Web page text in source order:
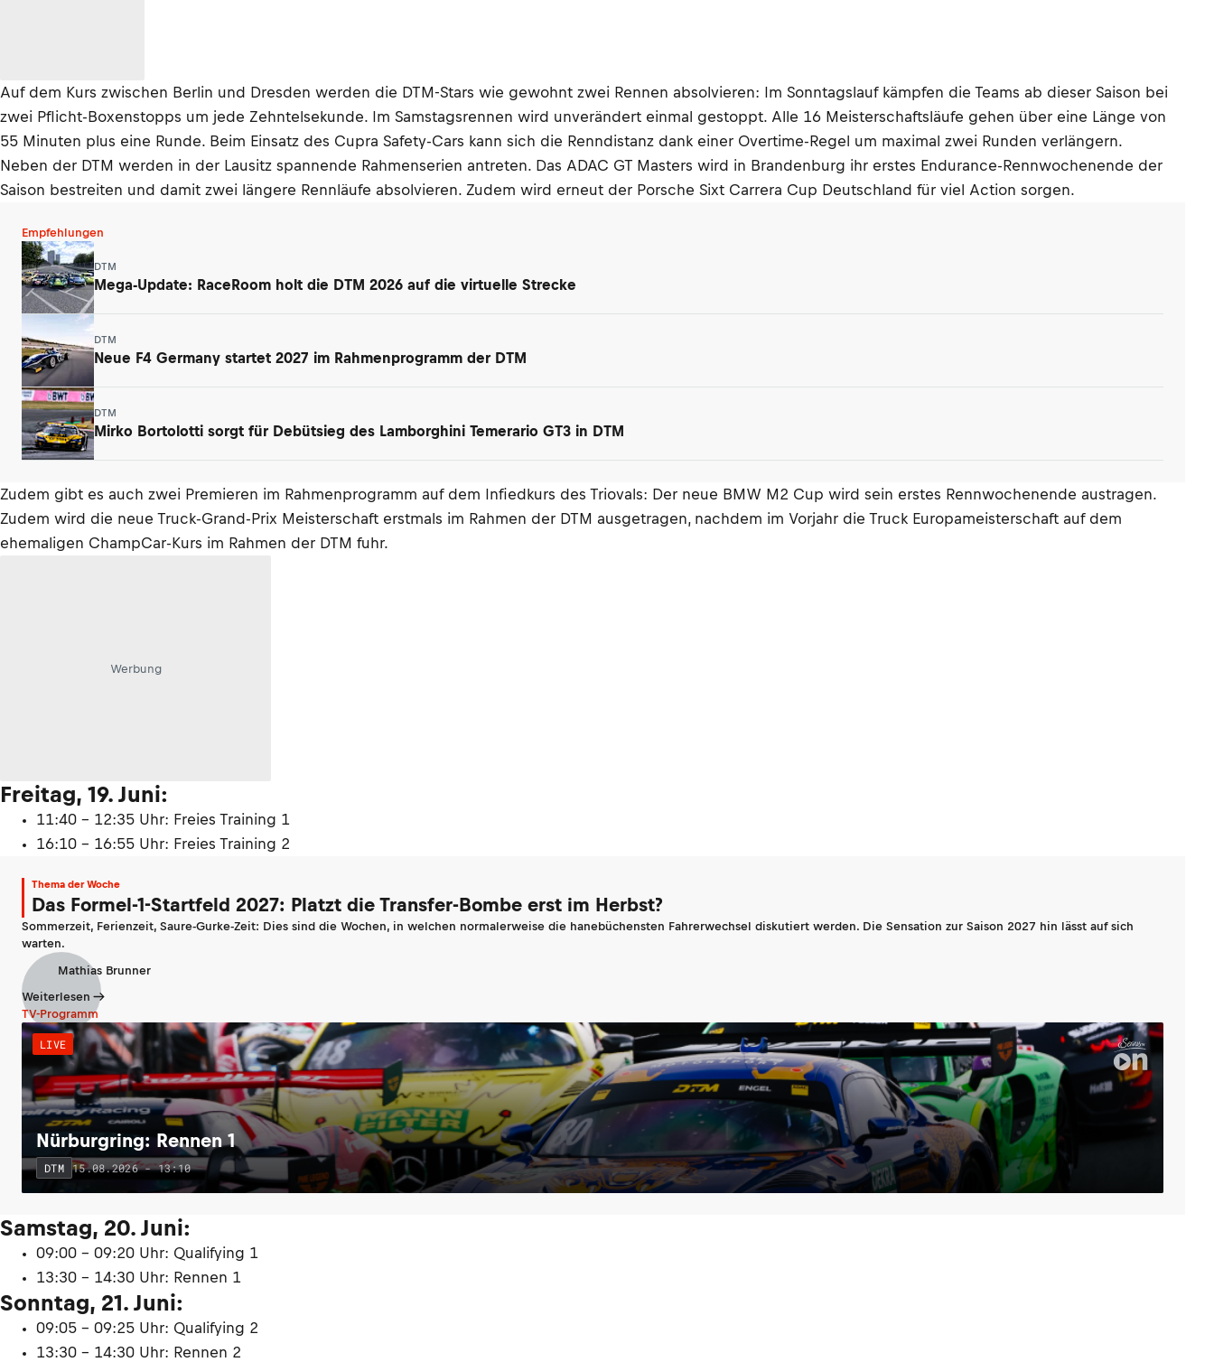
Auf dem Kurs zwischen Berlin und Dresden werden die DTM-Stars wie gewohnt zwei Rennen absolvieren: Im Sonntagslauf kämpfen die Teams ab dieser Saison bei
zwei Pflicht-Boxenstopps um jede Zehntelsekunde. Im Samstagsrennen wird unverändert einmal gestoppt. Alle 16 Meisterschaftsläufe gehen über eine Länge von
55 Minuten plus eine Runde. Beim Einsatz des Cupra Safety-Cars kann sich die Renndistanz dank einer Overtime-Regel um maximal zwei Runden verlängern.
Neben der DTM werden in der Lausitz spannende Rahmenserien antreten. Das ADAC GT Masters wird in Brandenburg ihr erstes Endurance-Rennwochenende der
Saison bestreiten und damit zwei längere Rennläufe absolvieren. Zudem wird erneut der Porsche Sixt Carrera Cup Deutschland für viel Action sorgen.
Empfehlungen
DTM
Mega-Update: RaceRoom holt die DTM 2026 auf die virtuelle Strecke
DTM
Neue F4 Germany startet 2027 im Rahmenprogramm der DTM
DTM
Mirko Bortolotti sorgt für Debütsieg des Lamborghini Temerario GT3 in DTM
Zudem gibt es auch zwei Premieren im Rahmenprogramm auf dem Infiedkurs des Triovals: Der neue BMW M2 Cup wird sein erstes Rennwochenende austragen.
Zudem wird die neue Truck-Grand-Prix Meisterschaft erstmals im Rahmen der DTM ausgetragen, nachdem im Vorjahr die Truck Europameisterschaft auf dem
ehemaligen ChampCar-Kurs im Rahmen der DTM fuhr.
Werbung
Freitag, 19. Juni:
11:40 - 12:35 Uhr: Freies Training 1
16:10 - 16:55 Uhr: Freies Training 2
Thema der Woche
Das Formel-1-Startfeld 2027: Platzt die Transfer-Bombe erst im Herbst?
Sommerzeit, Ferienzeit, Saure-Gurke-Zeit: Dies sind die Wochen, in welchen normalerweise die hanebüchensten Fahrerwechsel diskutiert werden. Die Sensation zur Saison 2027 hin lässt auf sich
warten.
Mathias Brunner
Weiterlesen
TV-Programm
LIVE
Nürburgring: Rennen 1
DTM 15.08.2026 - 13:10
Samstag, 20. Juni:
09:00 - 09:20 Uhr: Qualifying 1
13:30 - 14:30 Uhr: Rennen 1
Sonntag, 21. Juni:
09:05 - 09:25 Uhr: Qualifying 2
13:30 - 14:30 Uhr: Rennen 2